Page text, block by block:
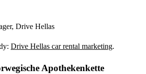
Drive Hellas
Drive Hellas car rental marketing.
Apothekenkette